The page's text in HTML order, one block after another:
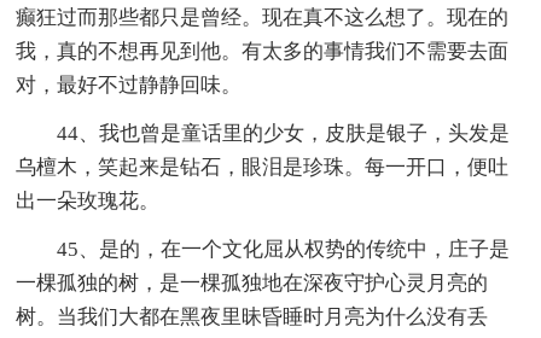
癫狂过而那些都只是曾经。现在真不这么想了。现在的
我，真的不想再见到他。有太多的事情我们不需要去面
对，最好不过静静回味。
44、我也曾是童话里的少女，皮肤是银子，头发是
乌檀木，笑起来是钻石，眼泪是珍珠。每一开口，便吐
出一朵玫瑰花。
45、是的，在一个文化屈从权势的传统中，庄子是
一棵孤独的树，是一棵孤独地在深夜守护心灵月亮的
树。当我们大都在黑夜里昧昏睡时月亮为什么没有丢